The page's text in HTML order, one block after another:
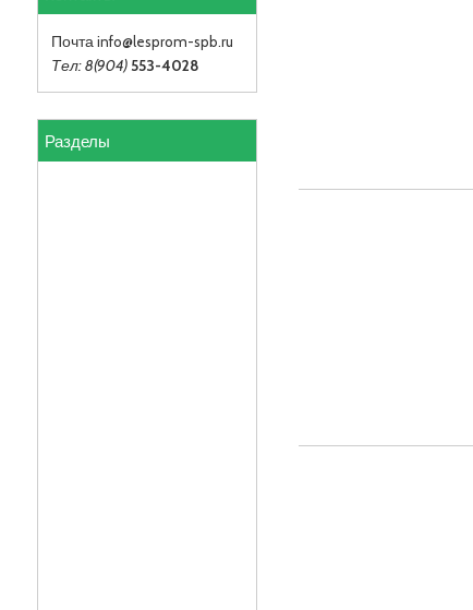
Почта info@lesprom-spb.ru
Тел: 8(904) 553-4028
Разделы